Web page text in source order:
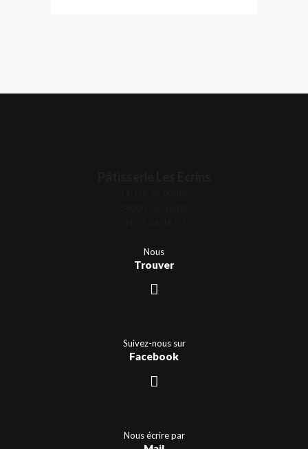
Nous
Trouver
Suivez-nous sur
Facebook
Nous écrire par